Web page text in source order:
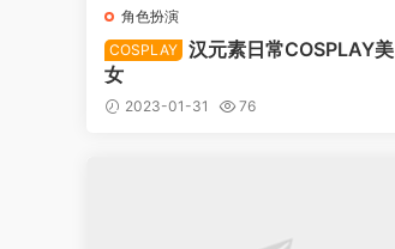
角色扮演
COSPLAY 汉元素日常COSPLAY美
女
2023-01-31 76